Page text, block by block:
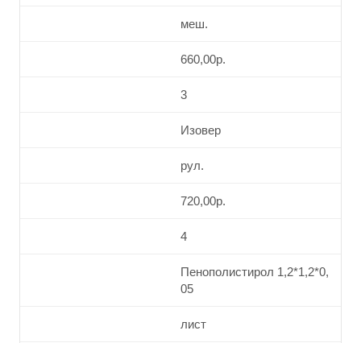
меш.
660,00р.
3
Изовер
рул.
720,00р.
4
Пенополистирол 1,2*1,2*0,
05
лист